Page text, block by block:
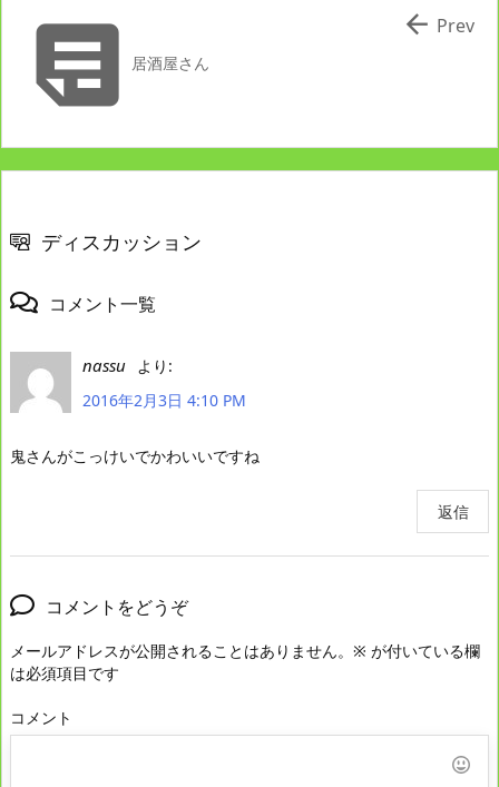
居酒屋さん
 Prev
ディスカッション
コメント一覧
nassu
より:
2016年2月3日 4:10 PM
鬼さんがこっけいでかわいいですね
返信
コメントをどうぞ
メールアドレスが公開されることはありません。 ※ が付いている欄
は必須項目です
コメント